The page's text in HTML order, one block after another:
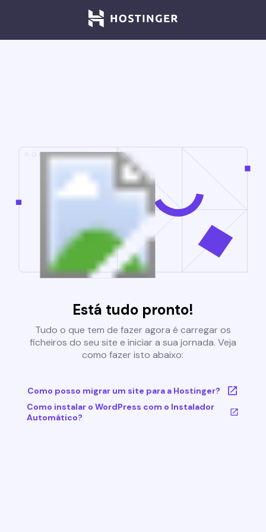
Está tudo pronto!
Tudo o que tem de fazer agora é carregar os
ficheiros do seu site e iniciar a sua jornada. Veja
como fazer isto abaixo:
Como posso migrar um site para a Hostinger?
Como instalar o WordPress com o Instalador
Automático?